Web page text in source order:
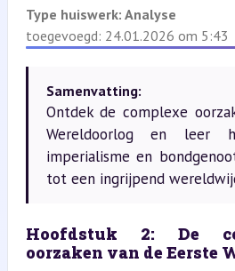
Type huiswerk: Analyse
toegevoegd: 24.01.2026 om 5:43
Samenvatting:
Ontdek de complexe
Wereldoorlog en leer
imperialisme en
tot een ingrijpend
Hoofdstuk 2: De
oorzaken van de Eerste